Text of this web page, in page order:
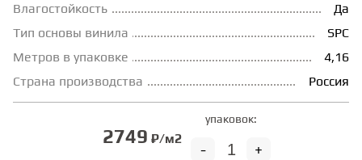
ИНЖЕНЕРНЫЙ МОДУЛЬ
Влагостойкость
Да
Тип основы винила
SPC
Метров в упаковке
4,16
Страна производства
Россия
2749 ₽/м2
упаковок:
+
-